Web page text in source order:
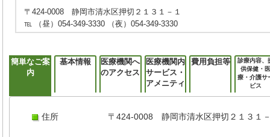
〒424-0008 静岡市清水区押切２１３１－１
℡ （昼）054-349-3330 （夜）054-349-3330
簡単なご案
内
基本情報
医療機関へ
のアクセス
医療機関内
サービス・
アメニティ
費用負担等
診療内容、
供保健・
療・介護サ
ビス
住所 〒424-0008 静岡市清水区押切２１３１